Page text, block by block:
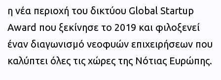
η νέα περιοχή του δικτύου Global Startup
Award που ξεκίνησε το 2019 και φιλοξενεί
έναν διαγωνισμό νεοφυών επιχειρήσεων που
καλύπτει όλες τις χώρες της Νότιας Ευρώπης.